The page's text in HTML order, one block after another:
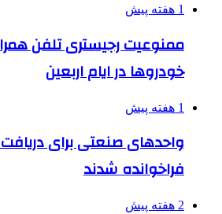
1 هفته پیش
ممنوعیت رجیستری تلفن
خودروها در ایام اربعین
1 هفته پیش
واحدهای صنعتی برای دریافت
فراخوانده شدند
2 هفته پیش